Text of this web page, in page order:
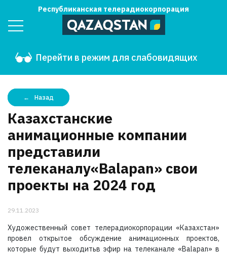
Республиканская телерадиокорпорация
Перейти в режим для слабовидящих
Назад
Казахстанские
анимационные компании
представили
телеканалу«Balapan» свои
проекты на 2024 год
29.11.2023
Художественный совет телерадиокорпорации «Казахстан»
провел открытое обсуждение анимационных проектов,
которые будут выходитьв эфир на телеканале «Balapan» в